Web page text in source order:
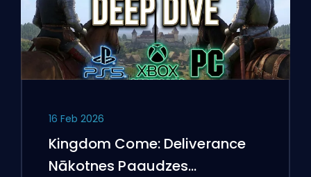
16 Feb 2026
Kingdom Come: Deliverance
Nākotnes Paaudzes